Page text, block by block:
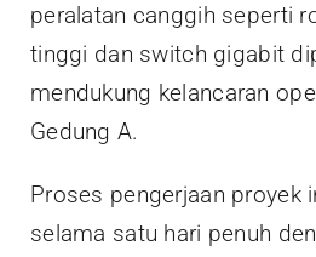
peralatan canggih seperti
tinggi dan switch gigabit
mendukung kelancaran
Gedung A.
Proses pengerjaan proyek
selama satu hari penuh